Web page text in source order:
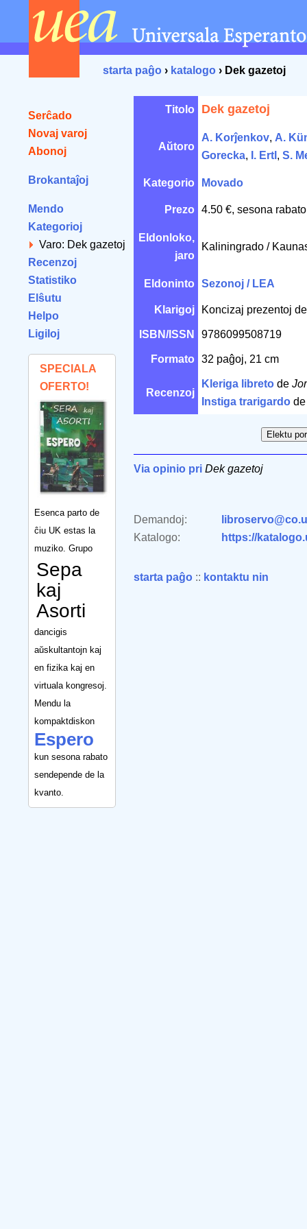
starta paĝo › katalogo › Dek gazetoj
Serĉado
Novaj varoj
Abonoj
Brokantaĵoj
Mendo
Kategorioj
Varo: Dek gazetoj
Recenzoj
Statistiko
Elŝutu
Helpo
Ligiloj
SPECIALA
OFERTO!
Esenca parto de
ĉiu UK estas la
muziko. Grupo
Sepa
kaj
Asorti
dancigis
aŭskultantojn kaj
en fizika kaj en
virtuala kongresoj.
Mendu la
kompaktdiskon
Espero
kun sesona rabato
sendepende de la
kvanto.
Titolo Dek gazetoj
Aŭtoro
A. Korĵenkov, A.
Gorecka, I. Ertl , S.
Kategorio Movado
Prezo 4.50 €, sesona
Eldonloko,
jaro
Kaliningrado /
Eldoninto Sezonoj / LEA
Klarigoj Koncizaj prezentoj
ISBN/ISSN 9786099508719
Formato 32 paĝoj, 21 cm
Recenzoj
Kleriga libreto de
Instiga trarigardo
Via opinio pri Dek gazetoj
Demandoj:
Katalogo:
https://
starta paĝo :: kontaktu nin